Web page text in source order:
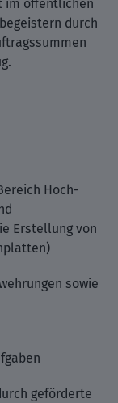
im öffentlichen
durch
Hoch-
Erstellung von
sowie
geförderte